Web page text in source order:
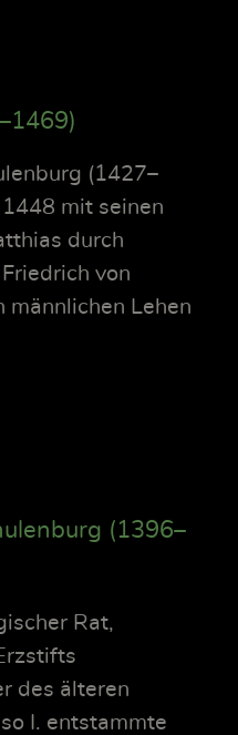
(1427–
mit seinen
durch
von
männlichen Lehen
(1396–
Rat,
des älteren
I. entstammte